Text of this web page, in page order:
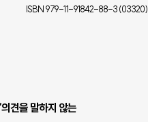
ISBN 979-11-91842-88-3 (03320)
견을 말하지 않는